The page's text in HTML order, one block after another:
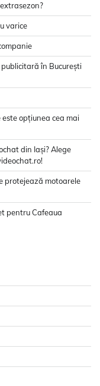
varice
în București
opțiunea cea mai
din Iași? Alege
protejează motoarele
pentru Cafeaua